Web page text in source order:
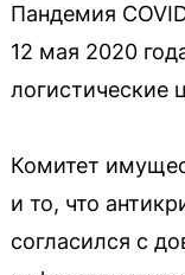
Пандемия
12 мая 2020
логистические
Комитет
и то, что
согласился с